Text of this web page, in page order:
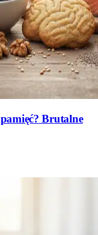
pamięć? Brutalne